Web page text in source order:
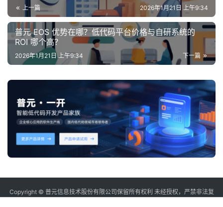
上一篇 2026年1月21日 上午9:34
普元 EOS 优势在哪？低代码平台价格与自研系统的
ROI 哪个高？
下一篇
2026年1月21日 上午9:34
Copyright © 普元信息技术股份有限公司保留所有权利 未经授权，严禁非法复